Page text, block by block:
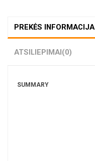
PREKĖS INFORMACIJA
ATSILIEPIMAI(0)
SUMMARY